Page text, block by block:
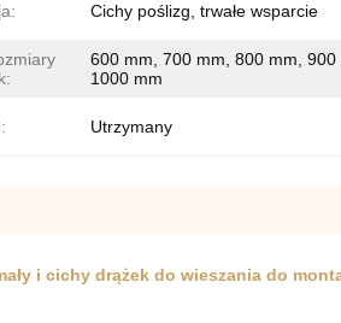
Cichy poślizg, trwałe wsparcie
600 mm, 700 mm, 800 mm, 900
1000 mm
Utrzymany
i cichy drążek do wieszania do